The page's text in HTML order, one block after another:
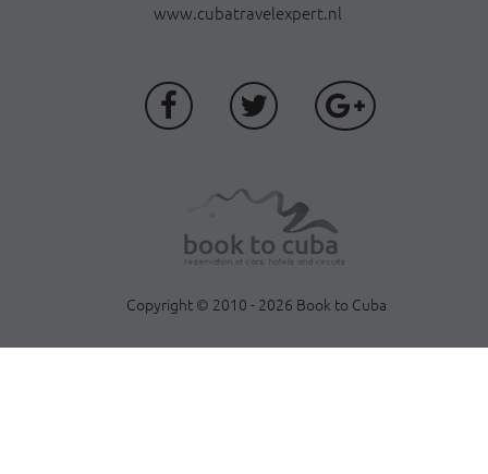
www.cubatravelexpert.nl
Copyright © 2010 - 2026 Book to Cuba